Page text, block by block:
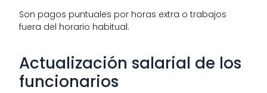
Son pagos puntuales por horas extra o trabajos
fuera del horario habitual.
Actualización salarial de los
funcionarios